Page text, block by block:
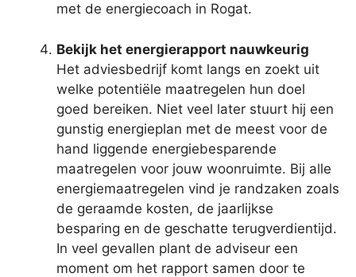
met de energiecoach in Rogat.
Bekijk het energierapport nauwkeurig
Het adviesbedrijf komt langs en zoekt uit
welke potentiële maatregelen hun doel
goed bereiken. Niet veel later stuurt hij een
gunstig energieplan met de meest voor de
hand liggende energiebesparende
maatregelen voor jouw woonruimte. Bij alle
energiemaatregelen vind je randzaken zoals
de geraamde kosten, de jaarlijkse
besparing en de geschatte terugverdientijd.
In veel gevallen plant de adviseur een
moment om het rapport samen door te